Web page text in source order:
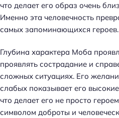
что делает его образ очень
Именно эта человечность
самых запоминающихся героев.
Глубина характера Моба
проявлять сострадание и
сложных ситуациях. Его
слабых показывает его
что делает его не просто
символом доброты и